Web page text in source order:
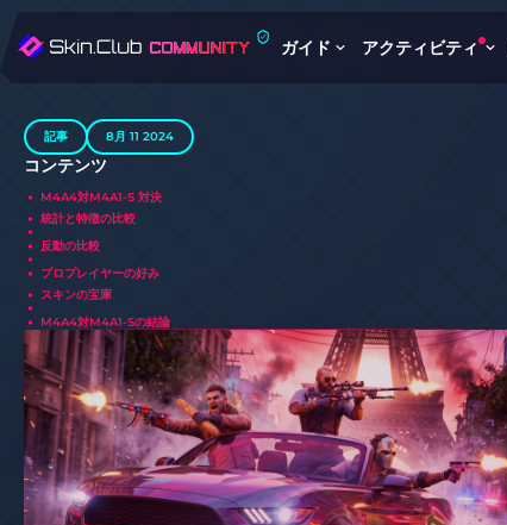
ガイド アクティビティ
記事 8月 11 2024
コンテンツ
M4A4対M4A1-S 対決
統計と特徴の比較
反動の比較
プロプレイヤーの好み
スキンの宝庫
M4A4対M4A1-Sの結論